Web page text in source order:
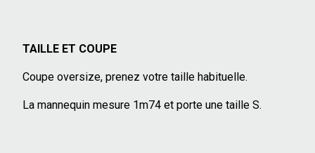
TAILLE ET COUPE
Coupe oversize, prenez votre taille habituelle.
La mannequin mesure 1m74 et porte une taille S.